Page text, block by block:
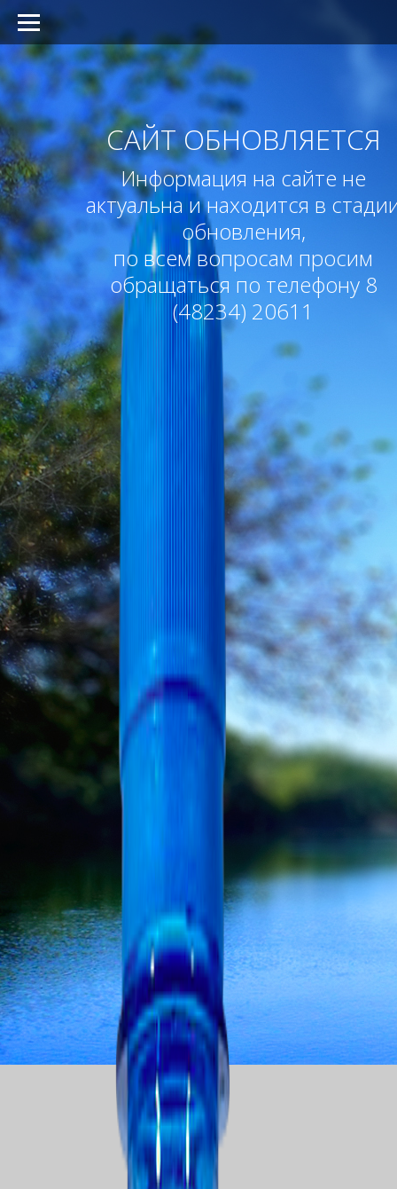
САЙТ ОБНОВЛЯЕТСЯ
Информация на сайте не
актуальна и находится в
обновления,
по всем вопросам просим
обращаться по телефону 8
(48234) 20611